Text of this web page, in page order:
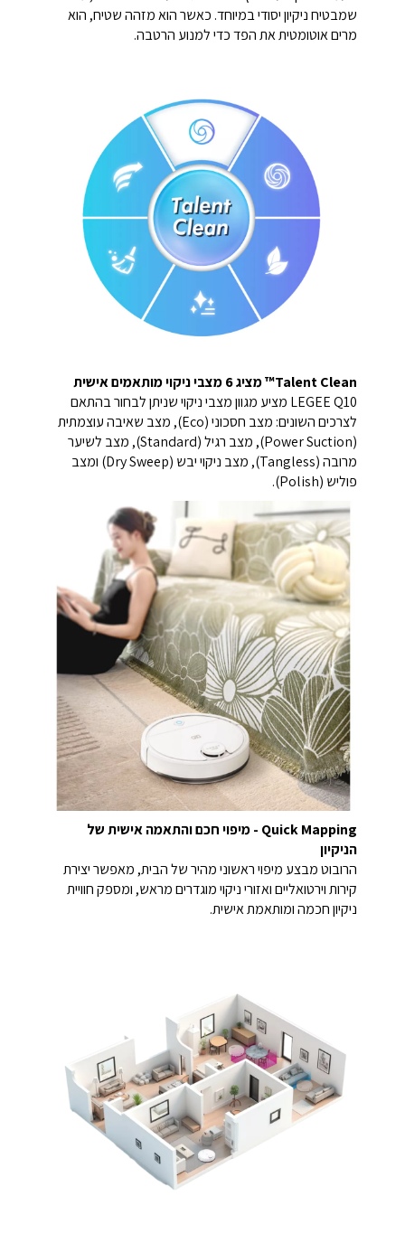
שמבטיח ניקיון יסודי במיוחד. כאשר הוא מזהה שטיח, הוא
מרים אוטומטית את הפד כדי למנוע הרטבה.
Talent Clean™ מציג 6 מצבי ניקוי מותאמים אישית
LEGEE Q10 מציע מגוון מצבי ניקוי שניתן לבחור בהתאם
לצרכים השונים: מצב חסכוני (Eco), מצב שאיבה עוצמתית
(Power Suction), מצב רגיל (Standard), מצב לשיער
מרובה (Tangless), מצב ניקוי יבש (Dry Sweep) ומצב
פוליש (Polish).
Quick Mapping - מיפוי חכם והתאמה אישית של
הניקיון
הרובוט מבצע מיפוי ראשוני מהיר של הבית, מאפשר יצירת
קירות וירטואליים ואזורי ניקוי מוגדרים מראש, ומספק חוויית
ניקיון חכמה ומותאמת אישית.